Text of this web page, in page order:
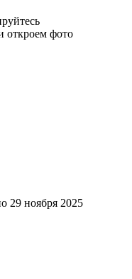
откроем фото
29 ноября 2025